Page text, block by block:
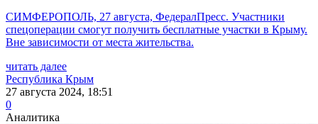
СИМФЕРОПОЛЬ, 27 августа, ФедералПресс. Участники
спецоперации смогут получить бесплатные участки в Крыму.
Вне зависимости от места жительства.
читать далее
Республика Крым
27 августа 2024, 18:51
0
Аналитика